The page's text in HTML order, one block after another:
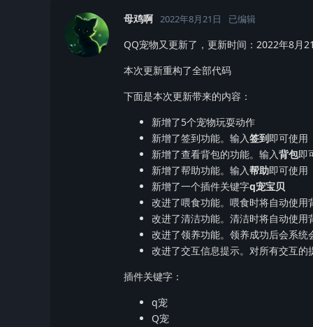
母鸡啊 2022年8月21日 已编辑
QQ宠物又更新了，更新时间：2022年8月
本次更新重构了全部代码
下面是本次更新带来的内容：
新增了5个宠物玩耍动作
新增了签到功能。输入签到即可使用
新增了查看背包的功能。输入背包即
新增了帮助功能。输入帮助即可使用
新增了一个插件关键字q宠宝贝
改进了喂食功能。喂食时将自动使用
改进了清洁功能。清洁时将自动使用
改进了领养功能。领养成功后会系统
改进了交互信息提示。对所有交互
插件关键字：
q宠
Q宠